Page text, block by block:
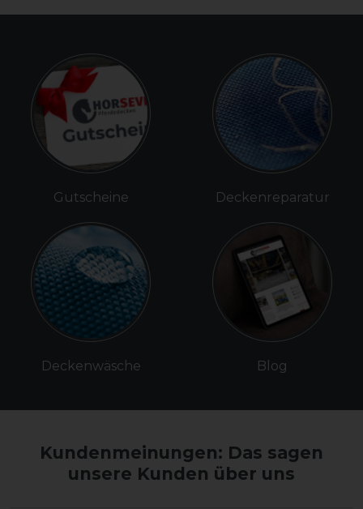
Gutscheine
Deckenwäsche
Deckenreparatur
Blog
Kundenmeinungen: Das sagen
unsere Kunden über uns